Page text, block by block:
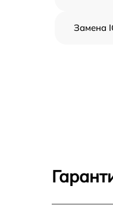
Замена